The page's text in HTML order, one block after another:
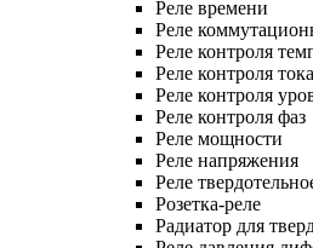
Реле времени
Реле
Реле контроля
Реле контроля тока
Реле контроля
Реле контроля фаз
Реле мощности
Реле напряжения
Реле
Розетка-реле
Радиатор для